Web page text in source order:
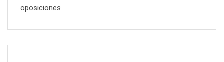
oposiciones